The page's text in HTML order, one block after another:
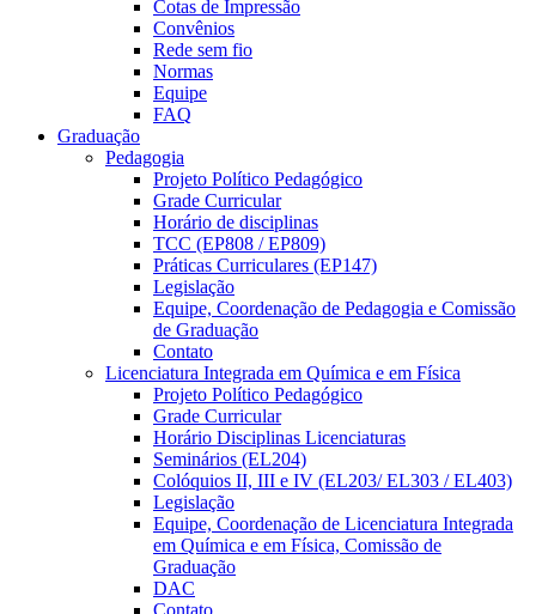
Cotas de Impressão
Convênios
Rede sem fio
Normas
Equipe
FAQ
Graduação
Pedagogia
Projeto Político Pedagógico
Grade Curricular
Horário de disciplinas
TCC (EP808 / EP809)
Práticas Curriculares (EP147)
Legislação
Equipe, Coordenação de Pedagogia e Comissão
de Graduação
Contato
Licenciatura Integrada em Química e em Física
Projeto Político Pedagógico
Grade Curricular
Horário Disciplinas Licenciaturas
Seminários (EL204)
Colóquios II, III e IV (EL203/ EL303 / EL403)
Legislação
Equipe, Coordenação de Licenciatura Integrada
em Química e em Física, Comissão de
Graduação
DAC
Contato